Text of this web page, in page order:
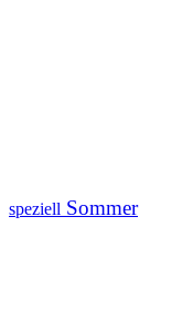
speziell Sommer